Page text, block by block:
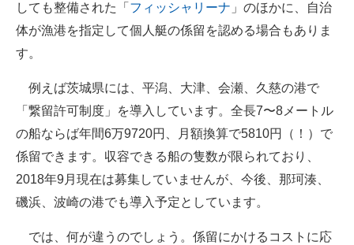
しても整備された「 フィッシャリーナ 」のほかに、自治
体が漁港を指定して個人艇の係留を認める場合もありま
す。
例えば茨城県には、平潟、大津、会瀬、久慈の港で
「繋留許可制度」を導入しています。全長7〜8メートル
の船ならば年間6万9720円、月額換算で5810円（！）で
係留できます。収容できる船の隻数が限られており、
2018年9月現在は募集していませんが、今後、那珂湊、
磯浜、波崎の港でも導入予定としています。
では、何が違うのでしょう。係留にかけるコストに応